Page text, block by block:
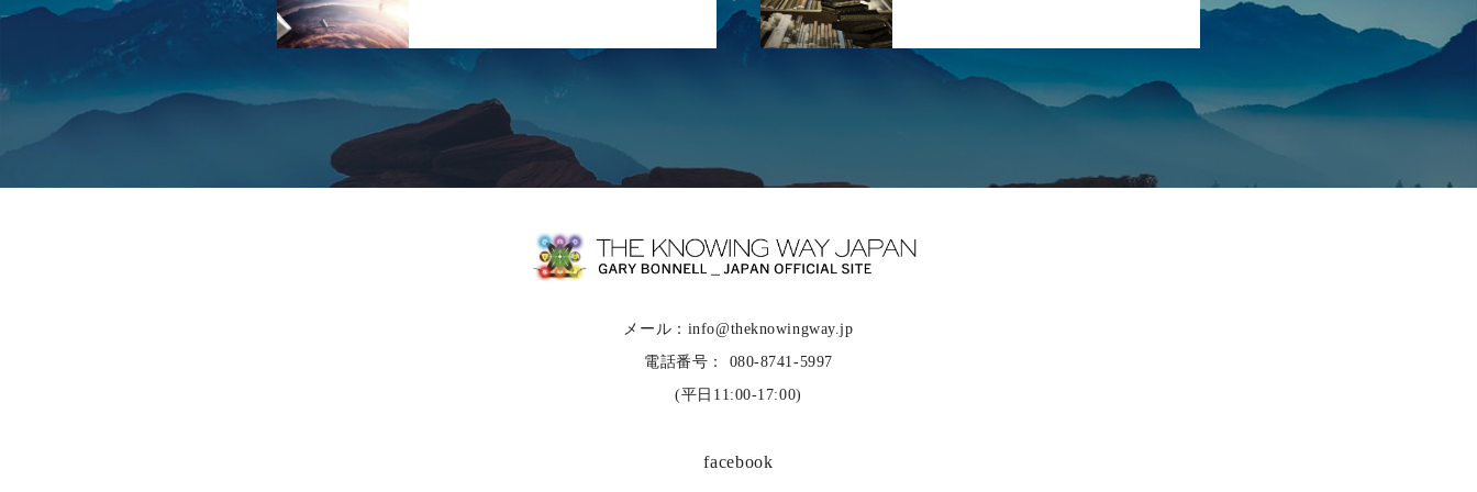
メール：info@theknowingway.jp
電話番号： 080-8741-5997
(平日11:00-17:00)
facebook